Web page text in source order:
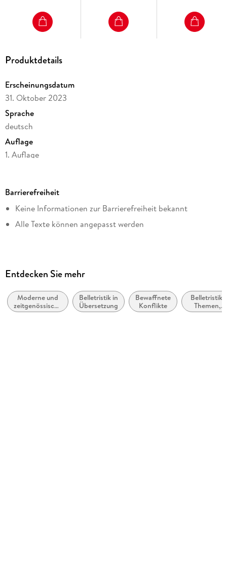
Produktdetails
Erscheinungsdatum
31. Oktober 2023
Sprache
deutsch
Auflage
1. Auflage
Dateigröße
1,24 MB
Reihe
Pedro Lemebel
Matthias Strobel
Verlag/Hersteller
Barrierefreiheit
Keine Informationen zur Barrierefreiheit bekannt
Alle Texte können angepasst werden
Entdecken Sie mehr
Moderne und
zeitgenössische
Liebesromane
Belletristik in
Übersetzung
Bewaffnete
Konflikte
Belletristik:
Themen,
Stoffe,